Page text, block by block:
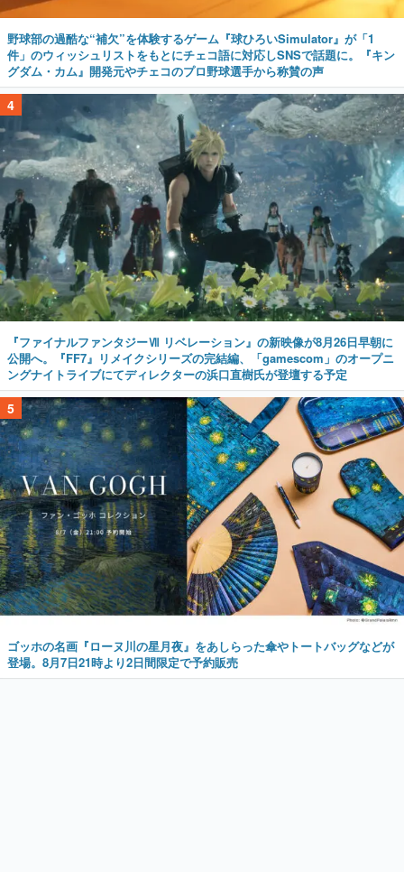
野球部の過酷な“補欠”を体験するゲーム『球ひろいSimulator』が「1
件」のウィッシュリストをもとにチェコ語に対応しSNSで話題に。『キン
グダム・カム』開発元やチェコのプロ野球選手から称賛の声
4
『ファイナルファンタジーⅦ リベレーション』の新映像が8月26日早朝に
公開へ。『FF7』リメイクシリーズの完結編、「gamescom」のオープニ
ングナイトライブにてディレクターの浜口直樹氏が登壇する予定
5
ゴッホの名画『ローヌ川の星月夜』をあしらった傘やトートバッグなどが
登場。8月7日21時より2日間限定で予約販売